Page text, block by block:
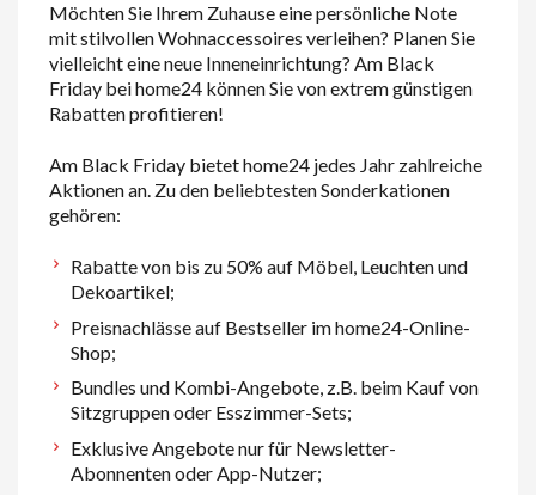
Möchten Sie Ihrem Zuhause eine persönliche Note
mit stilvollen Wohnaccessoires verleihen? Planen Sie
vielleicht eine neue Inneneinrichtung? Am Black
Friday bei home24 können Sie von extrem günstigen
Rabatten profitieren!
Am Black Friday bietet home24 jedes Jahr zahlreiche
Aktionen an. Zu den beliebtesten Sonderkationen
gehören:
Rabatte von bis zu 50% auf Möbel, Leuchten und
Dekoartikel;
Preisnachlässe auf Bestseller im home24-Online-
Shop;
Bundles und Kombi-Angebote, z.B. beim Kauf von
Sitzgruppen oder Esszimmer-Sets;
Exklusive Angebote nur für Newsletter-
Abonnenten oder App-Nutzer;